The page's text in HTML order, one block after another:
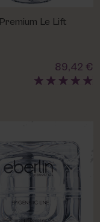
Le Lift
89,42 €